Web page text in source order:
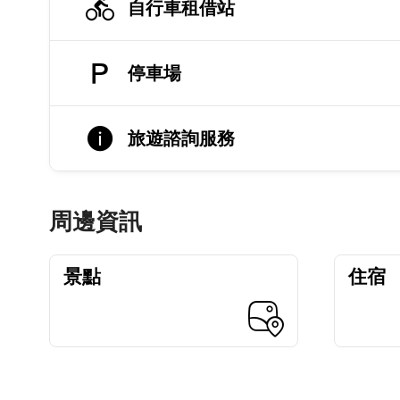
自行車租借站
停車場
旅遊諮詢服務
周邊資訊
景點 住宿